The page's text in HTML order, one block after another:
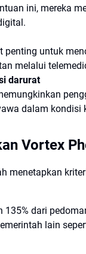
ini, mereka
penting untuk
melalui
darurat
dalam kondisi
Vortex
menetapkan
dari
lain